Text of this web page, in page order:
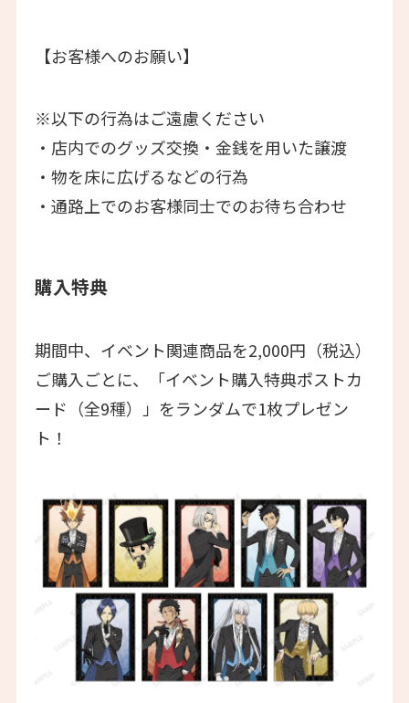
【お客様へのお願い】
※以下の行為はご遠慮ください
・店内でのグッズ交換・金銭を用いた譲渡
・物を床に広げるなどの行為
・通路上でのお客様同士でのお待ち合わせ
購入特典
期間中、イベント関連商品を2,000円（税込）
ご購入ごとに、「イベント購入特典ポストカ
ード（全9種）」をランダムで1枚プレゼン
ト！